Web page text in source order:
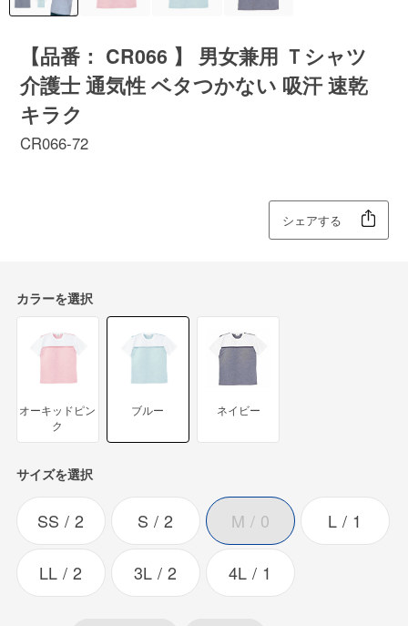
【品番： CR066 】 男女兼用 Ｔシャツ
介護士 通気性 ベタつかない 吸汗 速乾
キラク
CR066-72
シェアする
カラーを選択
オーキッドピン
ク
ブルー ネイビー
サイズを選択
SS 2 S 2 M 0 L 1
LL 2 3L 2 4L 1